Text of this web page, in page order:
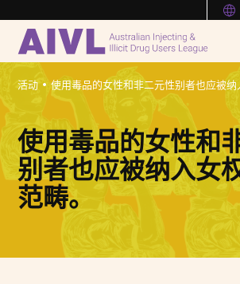
活动 • 使用毒品的女性和非二元性别者也应被纳
使用毒品的女性和
别者也应被纳入女
范畴。